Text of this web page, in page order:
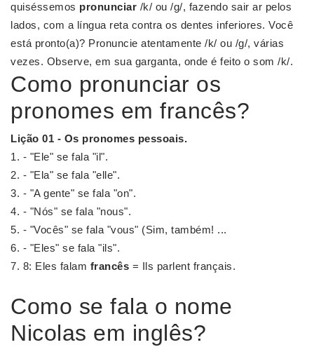
quiséssemos pronunciar /k/ ou /g/, fazendo sair ar pelos
lados, com a língua reta contra os dentes inferiores. Você
está pronto(a)? Pronuncie atentamente /k/ ou /g/, várias
vezes. Observe, em sua garganta, onde é feito o som /k/.
Como pronunciar os
pronomes em francês?
Lição 01 - Os pronomes pessoais.
- "Ele" se fala "il".
- "Ela" se fala "elle".
- "A gente" se fala "on".
- "Nós" se fala "nous".
- "Vocês" se fala "vous" (Sim, também! ...
- "Eles" se fala "ils".
8: Eles falam francês = Ils parlent français.
Como se fala o nome
Nicolas em inglês?